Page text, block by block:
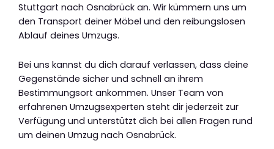
Stuttgart nach Osnabrück an. Wir kümmern uns um
den Transport deiner Möbel und den reibungslosen
Ablauf deines Umzugs.
Bei uns kannst du dich darauf verlassen, dass deine
Gegenstände sicher und schnell an ihrem
Bestimmungsort ankommen. Unser Team von
erfahrenen Umzugsexperten steht dir jederzeit zur
Verfügung und unterstützt dich bei allen Fragen rund
um deinen Umzug nach Osnabrück.